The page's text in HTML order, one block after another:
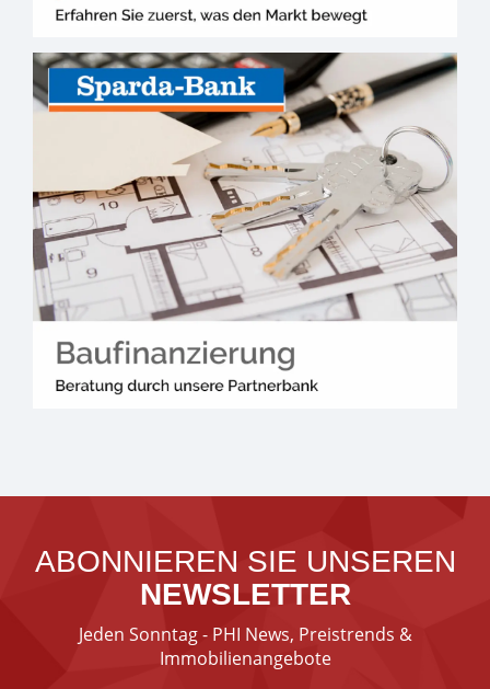
ABONNIEREN SIE UNSEREN
NEWSLETTER
Jeden Sonntag - PHI News, Preistrends &
Immobilienangebote